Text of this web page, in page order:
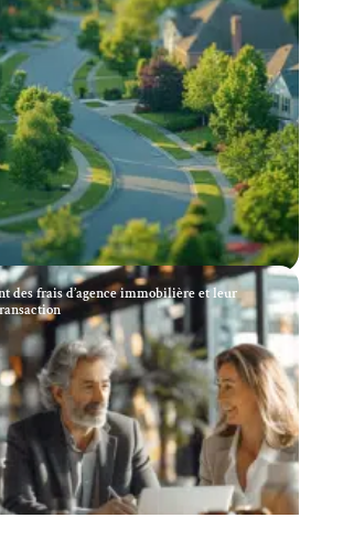
des frais d’agence immobilière et leur